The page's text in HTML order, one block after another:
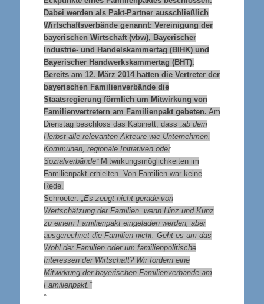
Dabei werden als Pakt-Partner ausschließlich
Wirtschaftsverbände genannt: Vereinigung der
bayerischen Wirtschaft (vbw), Bayerischer
Industrie- und Handelskammertag (BIHK) und
Bayerischer Handwerkskammertag (BHT).
Bereits am 12. März 2014 hatten die Vertreter der
bayerischen Familienverbände die
Staatsregierung förmlich um Mitwirkung von
Familienvertretern am Familienpakt gebeten. Am
Dienstag beschloss das Kabinett, dass „ab dem
Herbst alle relevanten Akteure wie Unternehmen,
Kommunen, regionale Initiativen oder
Sozialverbände“Mitwirkungsmöglichkeiten im
Familienpakt erhielten. Von Familien war keine
Rede.
Schroeter: „Es zeugt nicht gerade von
Wertschätzung der Familien, wenn Hinz und Kunz
zu einem Familienpakt eingeladen werden, aber
ausgerechnet die Familien nicht. Geht es um das
Wohl der Familien oder um familienpolitische
Interessen der Wirtschaft? Wir fordern eine
Mitwirkung der bayerischen Familienverbände am
Familienpakt.“
°